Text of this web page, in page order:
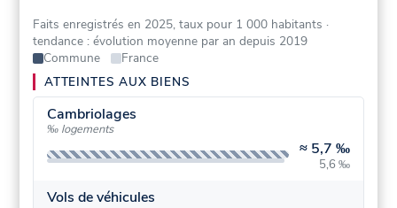
Faits enregistrés en 2025, taux pour 1 000 habitants ·
tendance : évolution moyenne par an depuis 2019
Commune
France
ATTEINTES AUX BIENS
Cambriolages
‰ logements
≈ 5,7 ‰
5,6 ‰
Vols de véhicules